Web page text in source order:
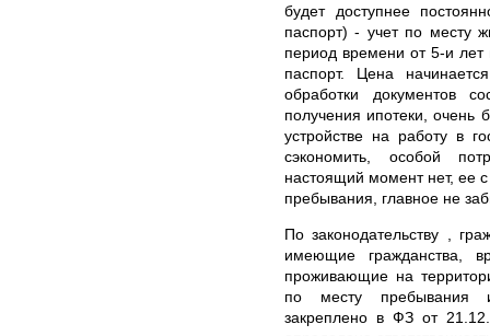
будет доступнее
паспорт) - учет по месту
период времени от 5-и лет
паспорт. Цена
обработки документов
получения ипотеки, очень
устройстве на работу в
сэкономить, особой
настоящий момент нет, ее
пребывания, главное не
По законодательству ,
имеющие гражданства,
проживающие на
по месту пребывания
закреплено в ФЗ от